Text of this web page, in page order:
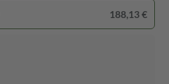
188,13 €